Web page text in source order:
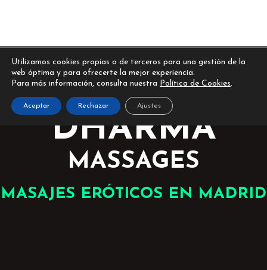
BIENVENIDO A
DHARMA
MASSAGES
MASAJES ERÓTICOS EN MADRID
Utilizamos cookies propias o de terceros para una gestión de la
web óptima y para ofrecerte la mejor experiencia.
Para más información, consulta nuestra Política de Cookies.
Aceptar Rechazar Ajustes